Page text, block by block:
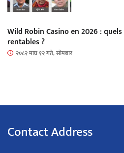
Wild Robin Casino en 2026 :
rentables ?
२०८२ माघ १२ गते, सोमबार
Contact Address